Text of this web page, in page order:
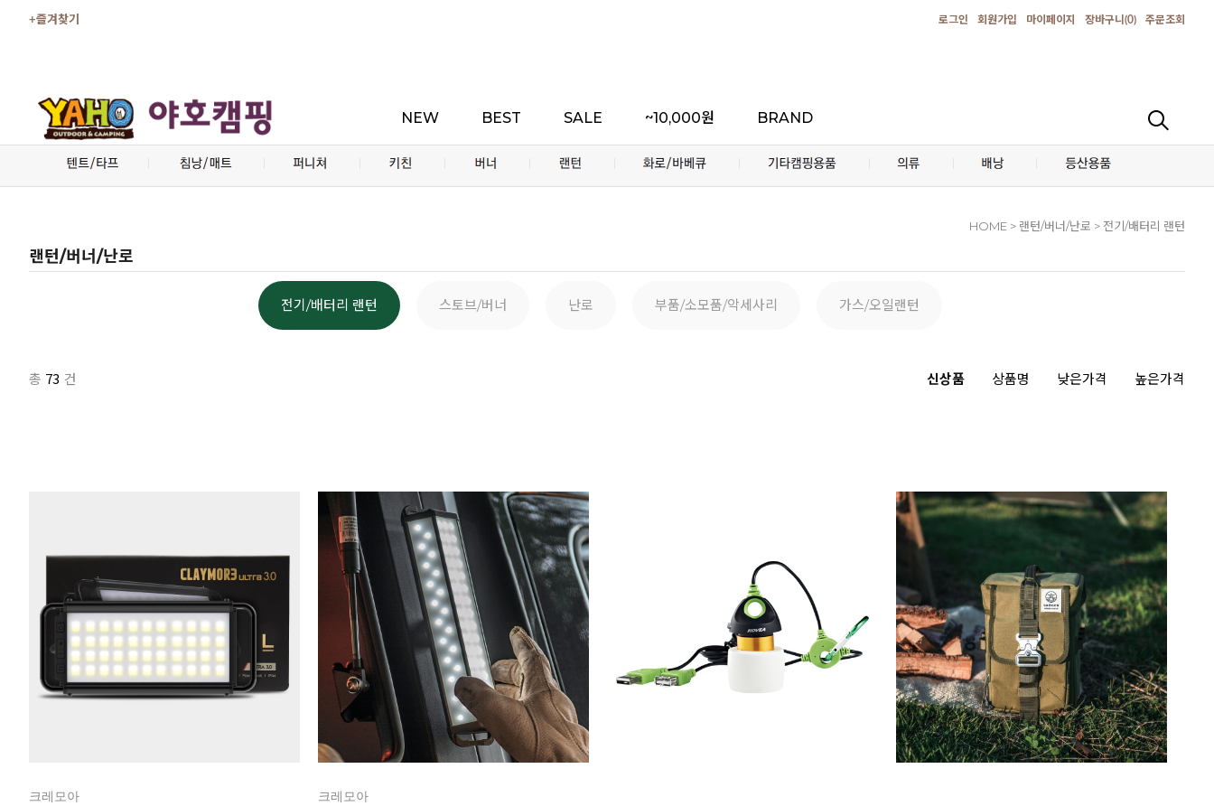
+즐겨찾기 로그인 회원가입 마이페이지 장바구니(0) 주문조회
NEW BEST SALE ~10,000원 BRAND
HOME > 랜턴/버너/난로 > 전기/배터리 랜턴
랜턴/버너/난로
전기/배터리 랜턴 스토브/버너 난로 부품/소모품/악세사리 가스/오일랜턴
총 73 건 신상품 상품명 낮은가격 높은가격
크레모아 크레모아